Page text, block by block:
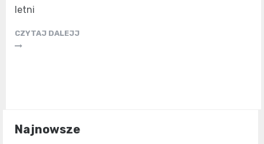
letni
CZYTAJ DALEJJ
Najnowsze